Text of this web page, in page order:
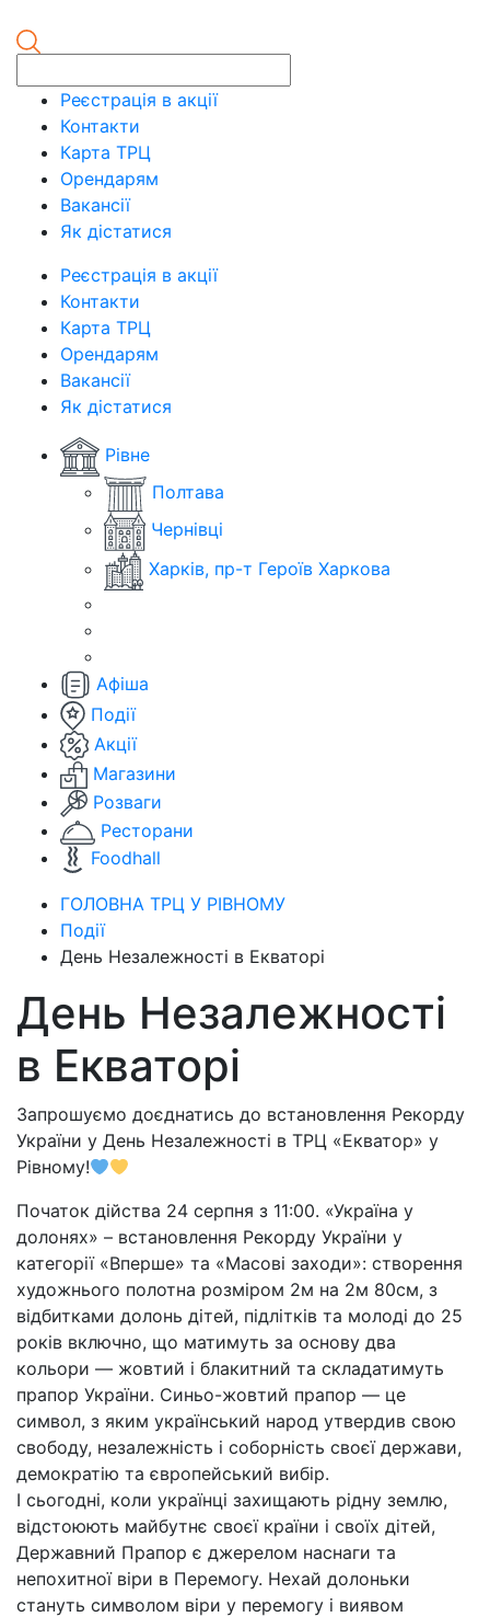
Реєстрація в акції
Контакти
Карта ТРЦ
Орендарям
Вакансії
Як дістатися
Реєстрація в акції
Контакти
Карта ТРЦ
Орендарям
Вакансії
Як дістатися
Рівне
Полтава
Чернівці
Харків, пр-т Героїв Харкова
Афіша
Події
Акції
Магазини
Розваги
Ресторани
Foodhall
ГОЛОВНА ТРЦ У РІВНОМУ
Події
День Незалежності в Екваторі
День Незалежності
в Екваторі
Запрошуємо доєднатись до встановлення Рекорду
України у День Незалежності в ТРЦ «Екватор» у
Рівному!
Початок дійства 24 серпня з 11:00. «Україна у
долонях» – встановлення Рекорду України у
категорії «Вперше» та «Масові заходи»: створення
художнього полотна розміром 2м на 2м 80см, з
відбитками долонь дітей, підлітків та молоді до 25
років включно, що матимуть за основу два
кольори — жовтий і блакитний та складатимуть
прапор України. Синьо-жовтий прапор — це
символ, з яким український народ утвердив свою
свободу, незалежність і соборність своєї держави,
демократію та європейський вибір.
І сьогодні, коли українці захищають рідну землю,
відстоюють майбутнє своєї країни і своїх дітей,
Державний Прапор є джерелом наснаги та
непохитної віри в Перемогу. Нехай долоньки
стануть символом віри у перемогу і виявом